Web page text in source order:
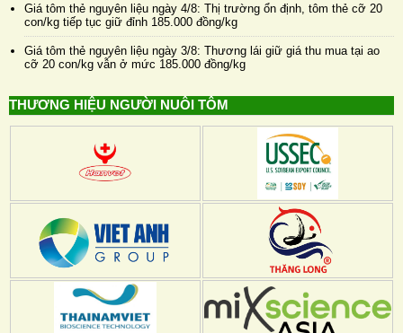
Giá tôm thẻ nguyên liệu ngày 4/8: Thị trường ổn định, tôm thẻ cỡ 20
con/kg tiếp tục giữ đỉnh 185.000 đồng/kg
Giá tôm thẻ nguyên liệu ngày 3/8: Thương lái giữ giá thu mua tại ao
cỡ 20 con/kg vẫn ở mức 185.000 đồng/kg
THƯƠNG HIỆU NGƯỜI NUÔI TÔM